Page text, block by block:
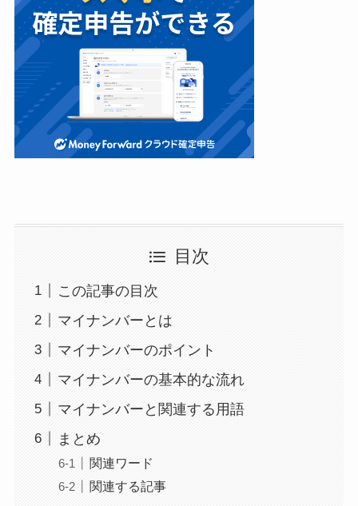
目次
この記事の目次
マイナンバーとは
マイナンバーのポイント
マイナンバーの基本的な流れ
マイナンバーと関連する用語
まとめ
関連ワード
関連する記事